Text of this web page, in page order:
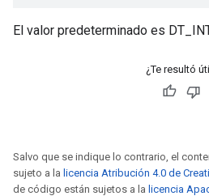
El valor predeterminado es
¿Te resultó
Salvo que se indique lo contrario, el
sujeto a la licencia Atribución 4.0 de
de código están sujetos a la licencia